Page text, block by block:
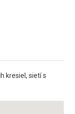
kresiel, sietí s